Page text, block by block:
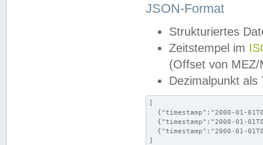
JSON-Format
Strukturiertes
Zeitstempel im
(Offset von MEZ/
Dezimalpunkt als
[
{"timestamp":"2000-01-
{"timestamp":"2000-01-
{"timestamp":"2000-01-
]